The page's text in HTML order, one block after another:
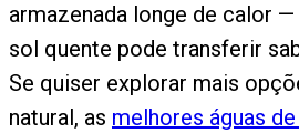
armazenada longe de calor
sol quente pode transferir
Se quiser explorar mais
natural, as melhores águas